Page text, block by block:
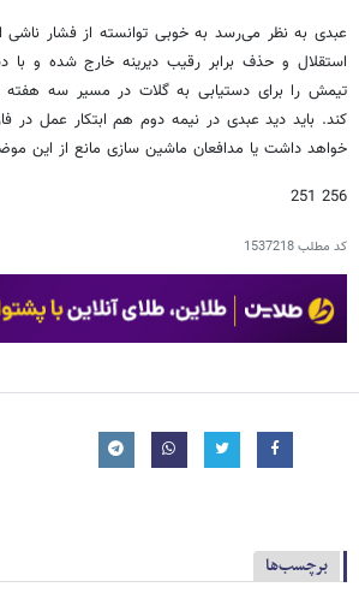
عبدی به نظر می‌رسد به خوبی توانسته از فشار ناشی
استقلال و حذف برابر رقیب دیرینه خارج شده و با
تیمش را برای دستیابی به گلات در مسیر سه هفته
کند. باید دید عبدی در نیمه دوم هم ابتکار عمل در
خواهد داشت یا مدافعان ماشین سازی مانع از این
256 251
کد مطلب1537218
برچسب‌ها